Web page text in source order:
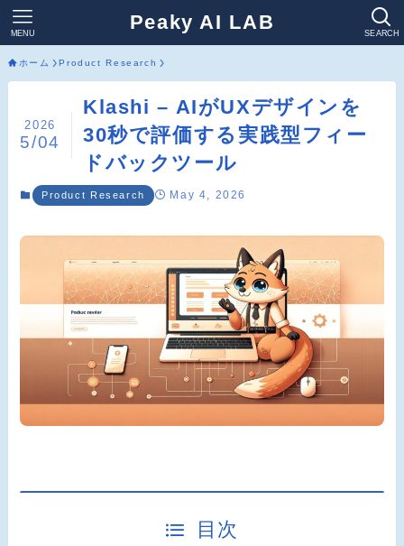
Peaky AI LAB SEARCH
MENU
ホーム Product Research
Klashi – AIがUXデザインを
30秒で評価する実践型フィー
ドバックツール
2026
5/04
Product Research May 4, 2026
目次